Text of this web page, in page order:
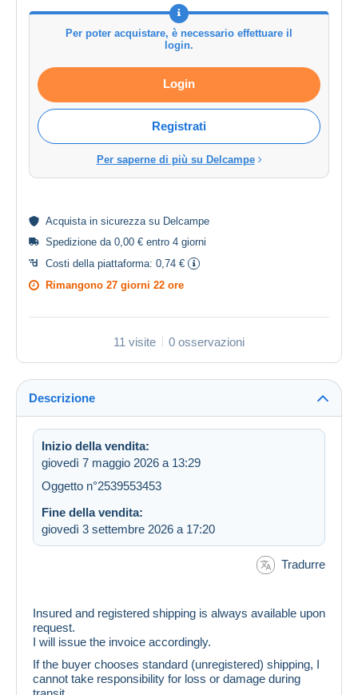
Per poter acquistare, è necessario effettuare il
login.
Login
Registrati
Per saperne di più su Delcampe
Acquista in sicurezza su Delcampe
Spedizione da 0,00 € entro 4 giorni
Costi della piattaforma: 0,74 €
Rimangono 27 giorni 22 ore
11 visite 0 osservazioni
Descrizione
Inizio della vendita:
giovedì 7 maggio 2026 a 13:29
Oggetto n°2539553453
Fine della vendita:
giovedì 3 settembre 2026 a 17:20
Tradurre
Insured and registered shipping is always available upon
request.
I will issue the invoice accordingly.
If the buyer chooses standard (unregistered) shipping, I
cannot take responsibility for loss or damage during